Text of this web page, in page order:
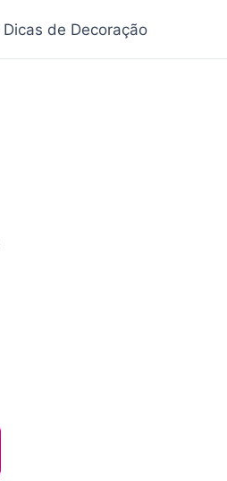
Dicas de Decoração